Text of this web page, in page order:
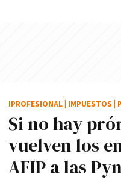
Si no hay
vuelven los
AFIP a las
IPROFESIONAL IMPUESTOS